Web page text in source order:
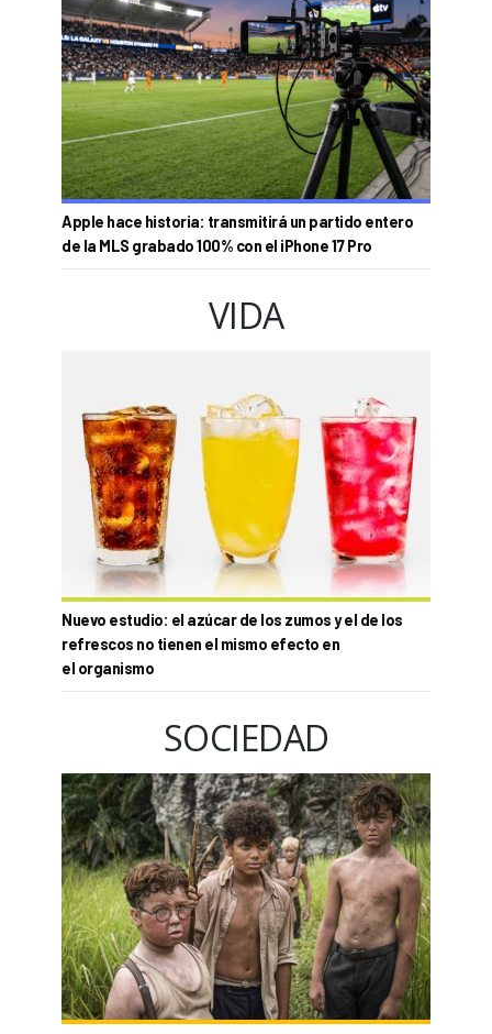
Apple hace historia: transmitirá un partido entero
de la MLS grabado 100% con el iPhone 17 Pro
VIDA
Nuevo estudio: el azúcar de los zumos y el de los
refrescos no tienen el mismo efecto en
el organismo
SOCIEDAD